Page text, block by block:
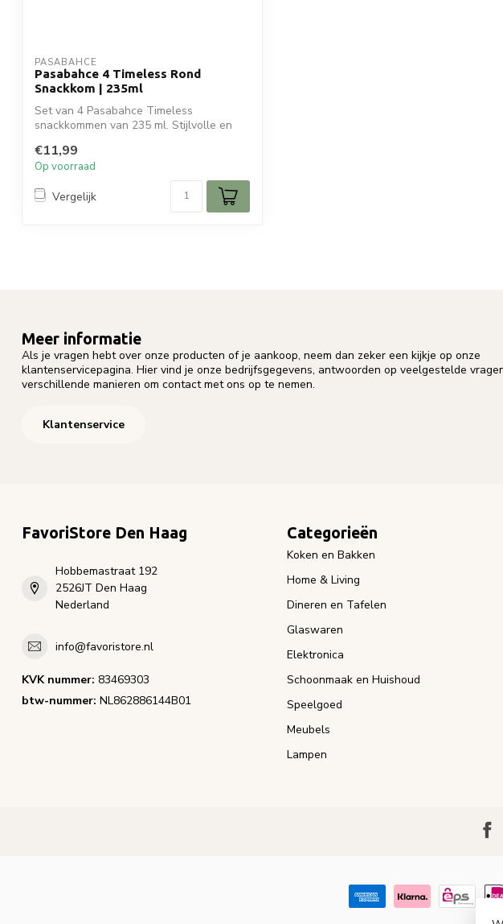
PASABAHCE
Pasabahce 4 Timeless Rond
Snackkom | 235ml
Set van 4 Pasabahce Timeless
snackkommen van 235 ml. Stijlvolle en
€11,99
Op voorraad
Vergelijk
Meer informatie
Als je vragen hebt over onze producten of je aankoop, neem dan zeker een kijkje op onze
klantenservicepagina. Hier vind je onze bedrijfsgegevens, antwoorden op veelgestelde
verschillende manieren om contact met ons op te nemen.
Klantenservice
FavoriStore Den Haag
Hobbemastraat 192
2526JT Den Haag
Nederland
info@favoristore.nl
KVK nummer: 83469303
btw-nummer: NL862886144B01
Categorieën
Koken en Bakken
Home & Living
Dineren en Tafelen
Glaswaren
Elektronica
Schoonmaak en Huishoud
Speelgoed
Meubels
Lampen